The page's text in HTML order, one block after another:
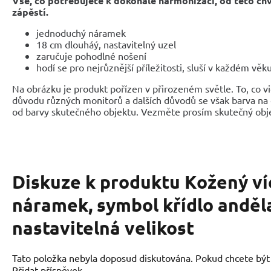
zápěstí.
jednoduchý náramek
18 cm dlouháý, nastavitelný uzel
zaručuje pohodlné nošení
hodí se pro nejrůznější příležitosti, sluší v každém
Na obrázku je produkt pořízen v přirozeném světle. To, co
důvodu různých monitorů a dalších důvodů se však barva
od barvy skutečného objektu. Vezměte prosím skutečný
Diskuze k produktu Kožený
náramek, symbol křídlo
nastavitelná velikost
Tato položka nebyla doposud diskutována. Pokud chcete